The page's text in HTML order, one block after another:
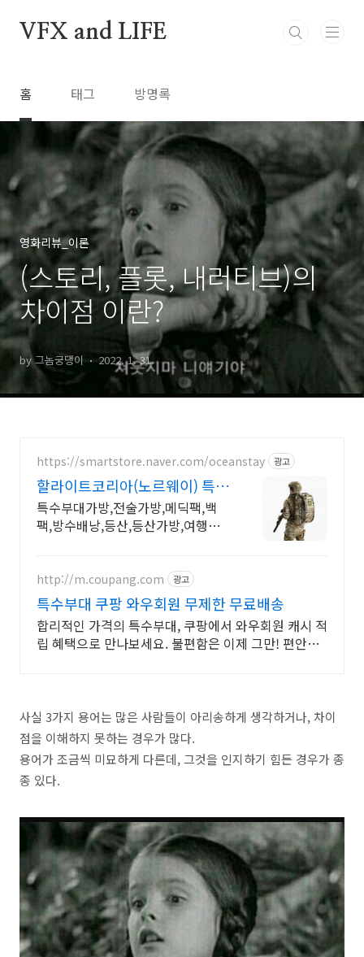
VFX and LIFE
홈 태그 방명록
영화리뷰_이론
(스토리, 플롯, 내러티브)의
차이점 이란?
by 그놈궁댕이 2022. 1. 31.
https://smartstore.naver.com/oceanstay 광고
할라이트코리아(노르웨이) 특수
부대가방,특수부대배낭
특수부대가방,전술가방,메딕팩,백
팩,방수배낭,등산,등산가방,여행가
http://m.coupang.com 광고
특수부대 쿠팡 와우회원 무제한 무료배송
합리적인 가격의 특수부대, 쿠팡에서 와우회원 캐시 적
립 혜택으로 만나보세요. 불편함은 이제 그만! 편안한
사실 3가지 용어는 많은 사람들이 아리송하게 생각하거나,차이
점을 이해하지 못하는 경우가 많다.
용어가 조금씩 미묘하게 다른데,그것을 인지하기 힘든 경우가 종
종 있다.